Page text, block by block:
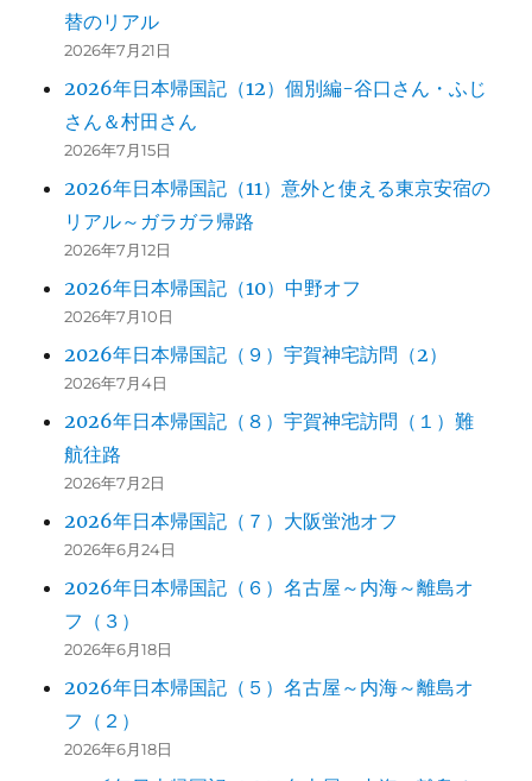
替のリアル
2026年7月21日
2026年日本帰国記（12）個別編-谷口さん・ふじ
さん＆村田さん
2026年7月15日
2026年日本帰国記（11）意外と使える東京安宿の
リアル～ガラガラ帰路
2026年7月12日
2026年日本帰国記（10）中野オフ
2026年7月10日
2026年日本帰国記（９）宇賀神宅訪問（2）
2026年7月4日
2026年日本帰国記（８）宇賀神宅訪問（１）難
航往路
2026年7月2日
2026年日本帰国記（７）大阪蛍池オフ
2026年6月24日
2026年日本帰国記（６）名古屋～内海～離島オ
フ（３）
2026年6月18日
2026年日本帰国記（５）名古屋～内海～離島オ
フ（２）
2026年6月18日